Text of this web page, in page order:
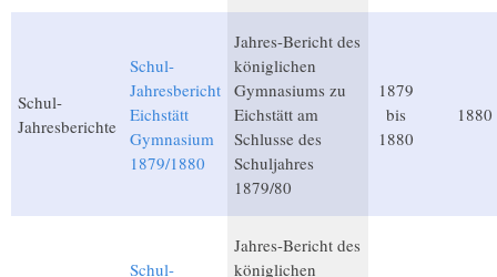
Schul-
Jahresberichte
Schul-
Jahresbericht
Eichstätt
Gymnasium
1879/1880
Jahres-Bericht des
königlichen
Gymnasiums zu
Eichstätt am
Schlusse des
Schuljahres
1879/80
1879
bis
1880
1880
Schul-
Jahres-Bericht des
königlichen